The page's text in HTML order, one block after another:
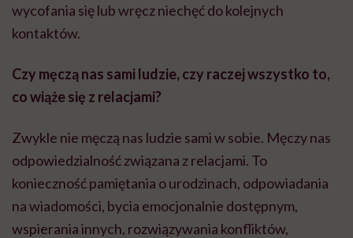
wycofania się lub wręcz niechęć do kolejnych
kontaktów.
Czy męczą nas sami ludzie, czy raczej wszystko to,
co wiąże się z relacjami?
Zwykle nie męczą nas ludzie sami w sobie. Męczy nas
odpowiedzialność związana z relacjami. To
konieczność pamiętania o urodzinach, odpowiadania
na wiadomości, bycia emocjonalnie dostępnym,
wspierania innych, rozwiązywania konfliktów,